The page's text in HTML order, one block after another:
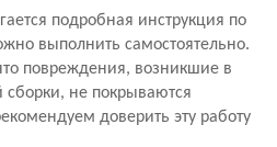
подробная инструкция по
выполнить самостоятельно.
повреждения, возникшие в
сборки, не покрываются
доверить эту работу